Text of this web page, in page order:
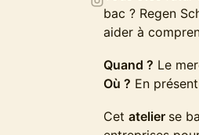
bac ? Regen
aider à
Quand ? Le
Où ? En
Cet atelier se